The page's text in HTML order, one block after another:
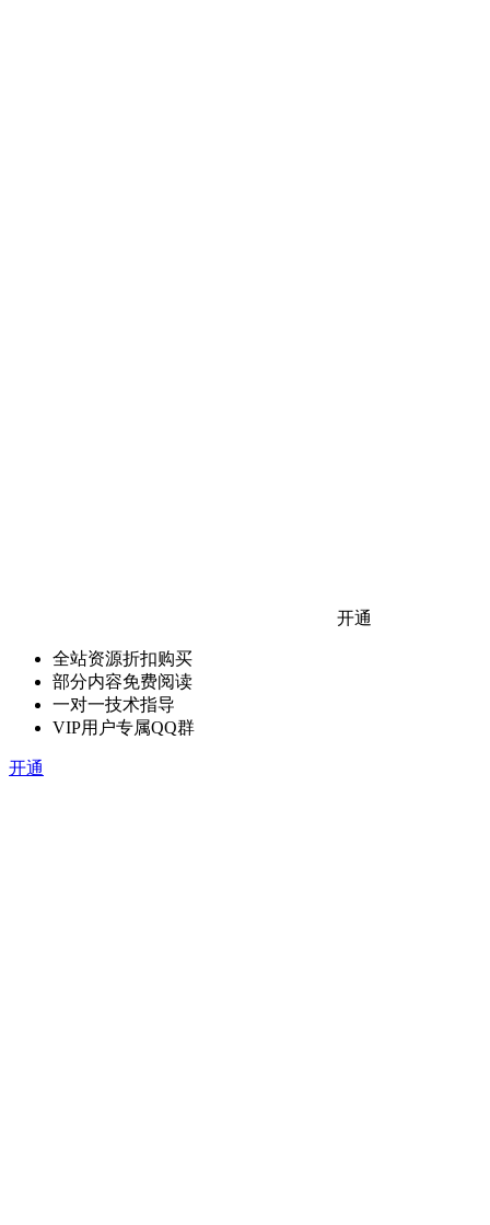
开通
全站资源折扣购买
部分内容免费阅读
一对一技术指导
VIP用户专属QQ群
开通